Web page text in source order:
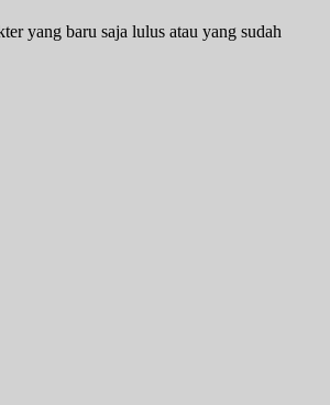
yang baru saja lulus atau yang sudah